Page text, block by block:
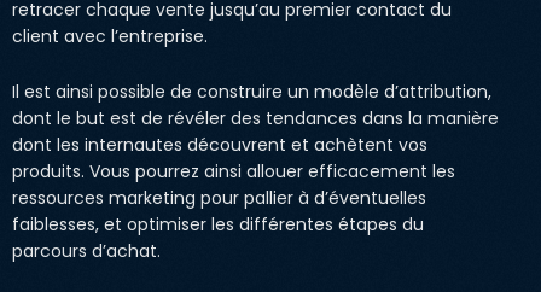
retracer chaque vente jusqu’au premier contact du
client avec l’entreprise.
Il est ainsi possible de construire un modèle d’attribution,
dont le but est de révéler des tendances dans la manière
dont les internautes découvrent et achètent vos
produits. Vous pourrez ainsi allouer efficacement les
ressources marketing pour pallier à d’éventuelles
faiblesses, et optimiser les différentes étapes du
parcours d’achat.